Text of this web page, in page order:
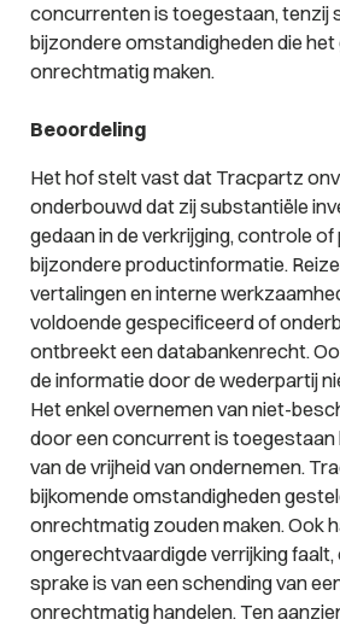
concurrenten is toegestaan, tenzij
bijzondere omstandigheden die het
onrechtmatig maken.
Beoordeling
Het hof stelt vast dat Tracpartz
onderbouwd dat zij substantiële
gedaan in de verkrijging, controle
bijzondere productinformatie.
vertalingen en interne
voldoende gespecificeerd of
ontbreekt een databankenrecht.
de informatie door de wederpartij
Het enkel overnemen van niet-
door een concurrent is toegestaan
van de vrijheid van ondernemen.
bijkomende omstandigheden
onrechtmatig zouden maken. Ook
ongerechtvaardigde verrijking faalt,
sprake is van een schending van
onrechtmatig handelen. Ten